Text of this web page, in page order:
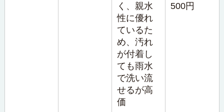
く、親水
性に優れ
ているた
め、汚れ
が付着し
ても雨水
で洗い流
せるが高
価
500円